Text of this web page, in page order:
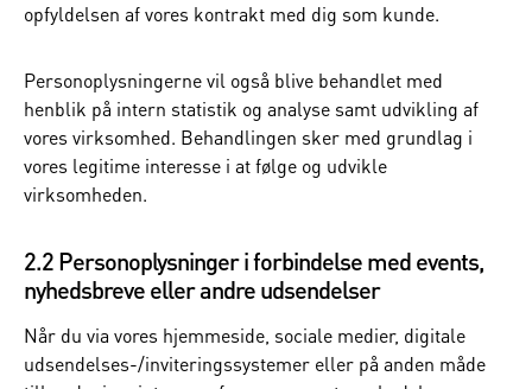
opfyldelsen af vores kontrakt med dig som kunde.
Personoplysningerne vil også blive behandlet med
henblik på intern statistik og analyse samt udvikling af
vores virksomhed. Behandlingen sker med grundlag i
vores legitime interesse i at følge og udvikle
virksomheden.
2.2 Personoplysninger i forbindelse med events,
nyhedsbreve eller andre udsendelser
Når du via vores hjemmeside, sociale medier, digitale
udsendelses-/inviteringssystemer eller på anden måde